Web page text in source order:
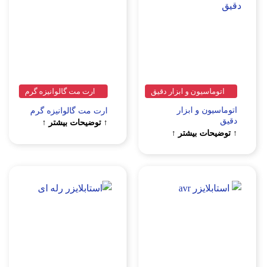
و ابزار دقیق
و ابزار
بیشتر ↑
ارت مت گالوانیزه گرم
ارت مت گالوانیزه گرم
↑ توضیحات بیشتر ↑